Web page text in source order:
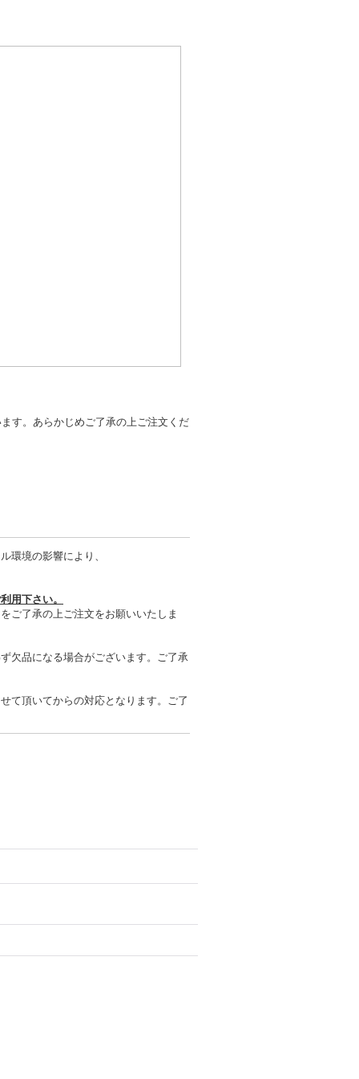
す。あらかじめご了承の上ご注文くだ
環境の影響により、
用下さい。
ご了承の上ご注文をお願いいたしま
欠品になる場合がございます。ご了承
て頂いてからの対応となります。ご了